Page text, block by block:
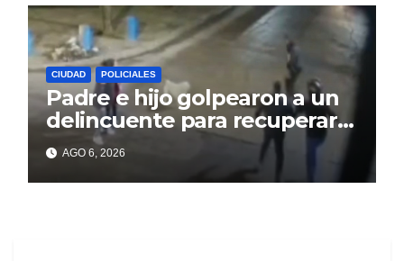
CIUDAD POLICIALES
Padre e hijo golpearon a un
delincuente para recuperar
un celular robado en Berisso
AGO 6, 2026